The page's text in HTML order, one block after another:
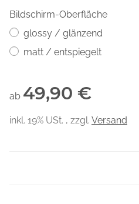
Bildschirm-Oberfläche
glossy / glänzend
matt / entspiegelt
ab 49,90 €
inkl. 19% USt. , zzgl. Versand